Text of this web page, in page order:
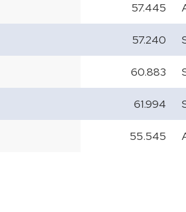
57.445
57.240
60.883
61.994
55.545